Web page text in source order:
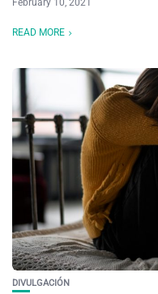
February 10, 2021
READ MORE
DIVULGACIÓN